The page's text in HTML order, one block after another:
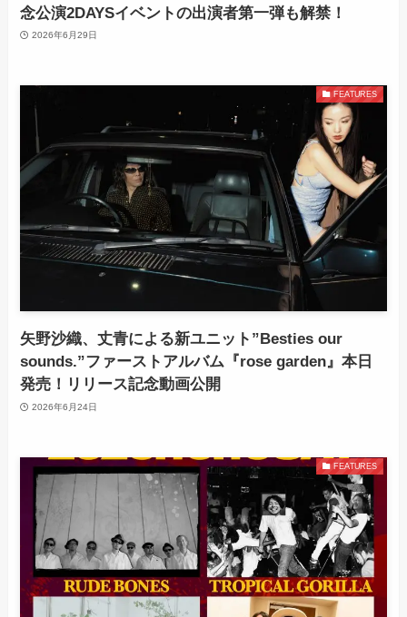
念公演2DAYSイベントの出演者第一弾も解禁！
2026年6月29日
FEATURES
矢野沙織、丈青による新ユニット”Besties our
sounds.”ファーストアルバム『rose garden』本日
発売！リリース記念動画公開
2026年6月24日
FEATURES